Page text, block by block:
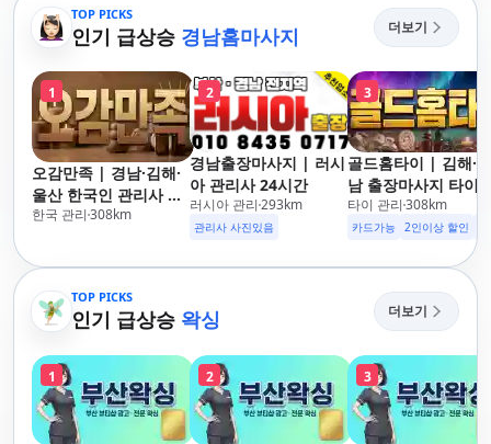
TOP PICKS
인기 급상승 경남홈마사지 더보기
1
오감만족 | 경남·김해·
울산 한국인 관리사 출
장마사지
한국 관리 308km
2
경남출장마사지 | 러시
아 관리사 24시간
러시아 관리 293km
관리사 사진있음
3
골드홈타이 | 김해·경
남 출장마사지 타이·
로마·스웨디시
타이 관리 308km
카드가능 2인이상 할인
TOP PICKS
인기 급상승 왁싱 더보기
1 2 3